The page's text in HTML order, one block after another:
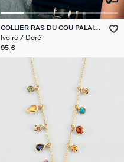
COLLIER RAS DU COU PALAIS
ROYAL
Ivoire / Doré
95 €